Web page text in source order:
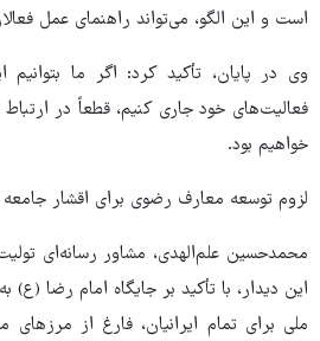
است و این الگو، می‌تواند راهنمای عمل
وی در پایان، تأکید کرد: اگر ما
فعالیت‌های خود جاری کنیم، قطعاً در ارتباط
خواهیم بود.
لزوم توسعه معارف رضوی برای اقشار جامعه
محمدحسین علم‌الهدی، مشاور رسانه‌ای
این دیدار، با تأکید بر جایگاه امام رضا
ملی برای تمام ایرانیان، فارغ از